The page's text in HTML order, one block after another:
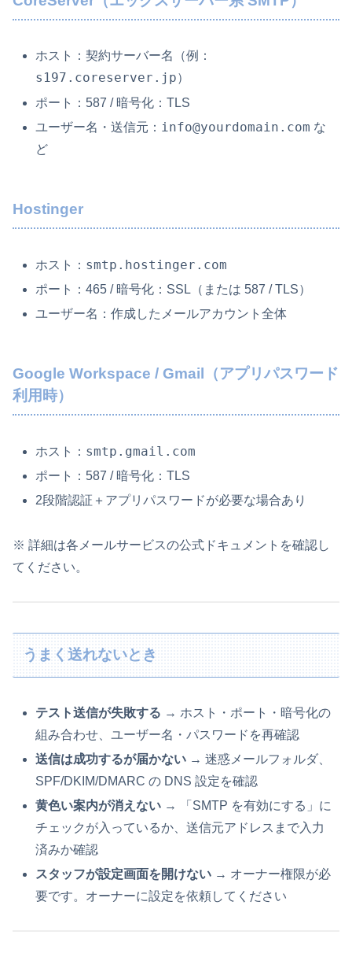
ホスト：契約サーバー名（例：
s197.coreserver.jp）
ポート：587 / 暗号化：TLS
ユーザー名・送信元： info@yourdomain.com な
ど
Hostinger
ホスト： smtp.hostinger.com
ポート：465 / 暗号化：SSL（または 587 / TLS）
ユーザー名：作成したメールアカウント全体
Google Workspace / Gmail（アプリパスワード
利用時）
ホスト： smtp.gmail.com
ポート：587 / 暗号化：TLS
2段階認証＋アプリパスワードが必要な場合あり
※ 詳細は各メールサービスの公式ドキュメントを確認し
てください。
うまく送れないとき
テスト送信が失敗する → ホスト・ポート・暗号化の
組み合わせ、ユーザー名・パスワードを再確認
送信は成功するが届かない → 迷惑メールフォルダ、
SPF/DKIM/DMARC の DNS 設定を確認
黄色い案内が消えない → 「SMTP を有効にする」に
チェックが入っているか、送信元アドレスまで入力
済みか確認
スタッフが設定画面を開けない → オーナー権限が必
要です。オーナーに設定を依頼してください